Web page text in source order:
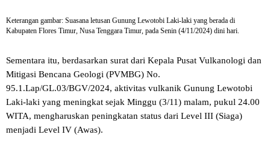
Keterangan gambar: Suasana letusan Gunung Lewotobi Laki-laki yang berada di
Kabupaten Flores Timur, Nusa Tenggara Timur, pada Senin (4/11/2024) dini hari.
Sementara itu, berdasarkan surat dari Kepala Pusat Vulkanologi dan
Mitigasi Bencana Geologi (PVMBG) No.
95.1.Lap/GL.03/BGV/2024, aktivitas vulkanik Gunung Lewotobi
Laki-laki yang meningkat sejak Minggu (3/11) malam, pukul 24.00
WITA, mengharuskan peningkatan status dari Level III (Siaga)
menjadi Level IV (Awas).